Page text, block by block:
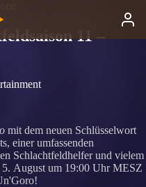
11 –
mit dem neuen Schlüsselwort
einer umfassenden
Schlachtfeldhelfer und vielem
5. August um 19:00 Uhr MESZ